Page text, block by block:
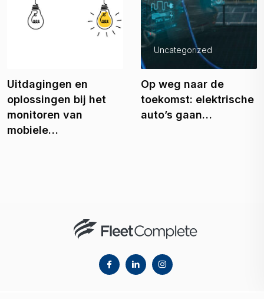
Uitdagingen en
oplossingen bij het
monitoren van
mobiele…
Uncategorized
Op weg naar de
toekomst: elektrische
auto’s gaan…